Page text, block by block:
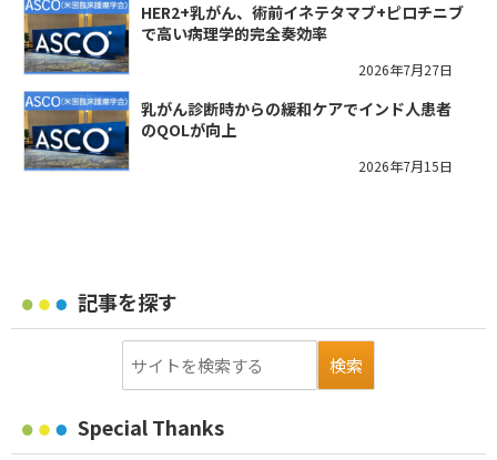
HER2+乳がん、術前イネテタマブ+ピロチニブ
で高い病理学的完全奏効率
2026年7月27日
乳がん診断時からの緩和ケアでインド人患者
のQOLが向上
2026年7月15日
記事を探す
Special Thanks